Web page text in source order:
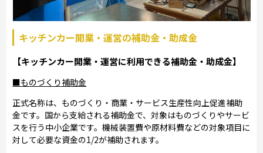
キッチンカー開業・運営の補助金・助成金
【キッチンカー開業・運営に利用できる補助金・助成金】
■ものづくり補助金
正式名称は、ものづくり・商業・サービス生産性向上促進補助
金です。国から支給される補助金で、対象はものづくりやサービ
スを行う中小企業です。機械装置費や原材料費などの対象項目に
対して必要な資金の1/2が補助されます。